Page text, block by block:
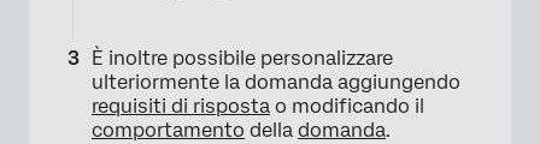
È inoltre possibile personalizzare
ulteriormente la domanda aggiungendo
requisiti di risposta o modificando il
comportamento della domanda.